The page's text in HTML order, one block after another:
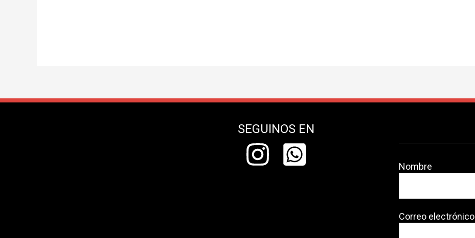
SEGUINOS EN
Nombre
Correo electrónico